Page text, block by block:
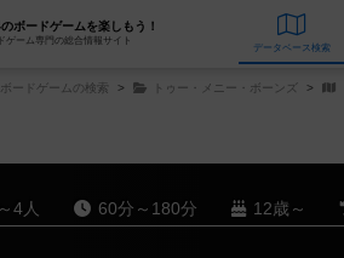
ボードゲームを楽しもう！
ゲーム専門の総合情報サイト
データベ
ボードゲームの検索 トゥー・メニー・ボーンズ
4人 60分～180分 12歳～